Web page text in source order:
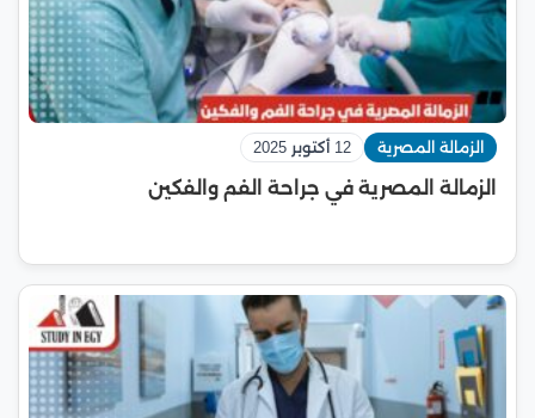
الزمالة المصرية 12 أكتوبر 2025
الزمالة المصرية في جراحة الفم والفكين